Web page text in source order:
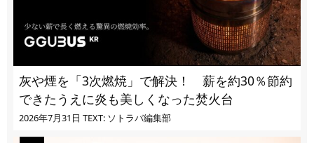
灰や煙を「3次燃焼」で解決！ 薪を約30％節約
できたうえに炎も美しくなった焚火台
2026年7月31日 TEXT: ソトラバ編集部